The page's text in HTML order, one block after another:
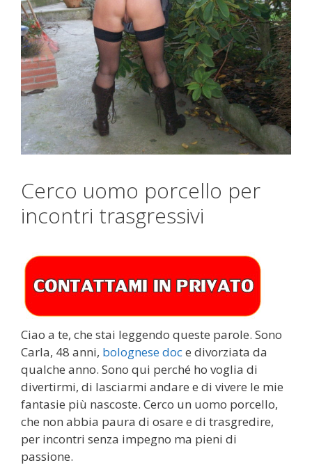
Cerco uomo porcello per
incontri trasgressivi
Ciao a te, che stai leggendo queste parole. Sono
Carla, 48 anni, bolognese doce divorziata da
qualche anno. Sono qui perché ho voglia di
divertirmi, di lasciarmi andare e di vivere le mie
fantasie più nascoste. Cerco un uomo porcello,
che non abbia paura di osare e di trasgredire,
per incontri senza impegno ma pieni di
passione.